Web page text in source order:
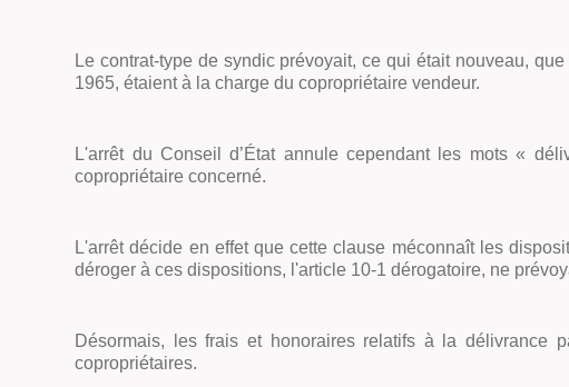
Le contrat-type de syndic prévoyait, ce qui était nouveau,
1965, étaient à la charge du copropriétaire vendeur.
L'arrêt du Conseil d’État annule cependant les mots «
copropriétaire concerné.
L'arrêt décide en effet que cette clause méconnaît les
déroger à ces dispositions, l'article 10-1 dérogatoire, ne
Désormais, les frais et honoraires relatifs à la délivrance
copropriétaires.